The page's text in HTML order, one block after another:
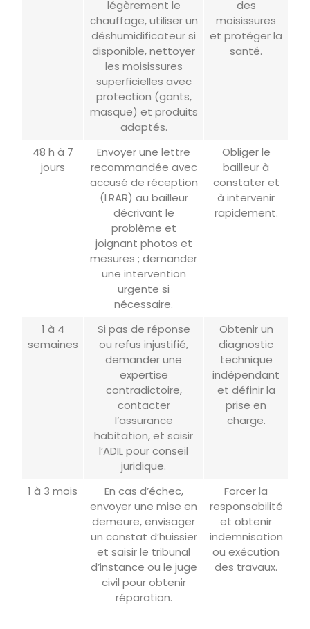
légèrement le
chauffage, utiliser un
déshumidificateur si
disponible, nettoyer
les moisissures
superficielles avec
protection (gants,
masque) et produits
adaptés.
des
moisissures
et protéger la
santé.
48 h à 7
jours
Envoyer une lettre
recommandée avec
accusé de réception
(LRAR) au bailleur
décrivant le
problème et
joignant photos et
mesures ; demander
une intervention
urgente si
nécessaire.
Obliger le
bailleur à
constater et
à intervenir
rapidement.
1 à 4
semaines
Si pas de réponse
ou refus injustifié,
demander une
expertise
contradictoire,
contacter
l’assurance
habitation, et saisir
l’ADIL pour conseil
juridique.
Obtenir un
diagnostic
technique
indépendant
et définir la
prise en
charge.
1 à 3 mois
En cas d’échec,
envoyer une mise en
demeure, envisager
un constat d’huissier
et saisir le tribunal
d’instance ou le juge
civil pour obtenir
réparation.
Forcer la
responsabilité
et obtenir
indemnisation
ou exécution
des travaux.